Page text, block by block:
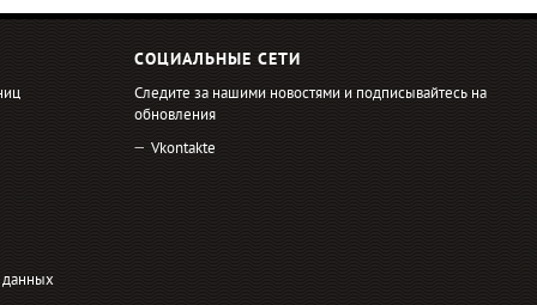
данных
СОЦИАЛЬНЫЕ СЕТИ
Следите за нашими новостями и подписывайтесь на
обновления
Vkontakte